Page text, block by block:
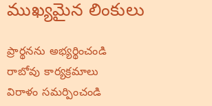
ముఖ్యమైన లింకులు
ప్రార్థనను అభ్యర్థించండి
రాబోవు కార్యక్రమాలు
విరాళం సమర్పించండి